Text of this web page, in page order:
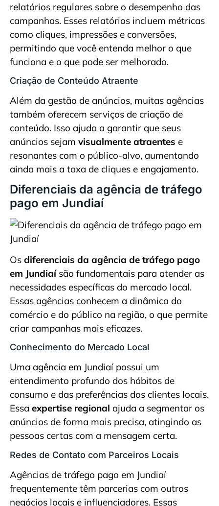
relatórios regulares sobre o desempenho das
campanhas. Esses relatórios incluem métricas
como cliques, impressões e conversões,
permitindo que você entenda melhor o que
funciona e o que pode ser melhorado.
Criação de Conteúdo Atraente
Além da gestão de anúncios, muitas agências
também oferecem serviços de criação de
conteúdo. Isso ajuda a garantir que seus
anúncios sejam visualmente atraentes e
resonantes com o público-alvo, aumentando
ainda mais a taxa de cliques e engajamento.
Diferenciais da agência de tráfego
pago em Jundiaí
Os diferenciais da agência de tráfego pago
em Jundiaísão fundamentais para atender as
necessidades específicas do mercado local.
Essas agências conhecem a dinâmica do
comércio e do público na região, o que permite
criar campanhas mais eficazes.
Conhecimento do Mercado Local
Uma agência em Jundiaí possui um
entendimento profundo dos hábitos de
consumo e das preferências dos clientes locais.
Essa expertise regional ajuda a segmentar os
anúncios de forma mais precisa, atingindo as
pessoas certas com a mensagem certa.
Redes de Contato com Parceiros Locais
Agências de tráfego pago em Jundiaí
frequentemente têm parcerias com outros
negócios locais e influenciadores. Essas